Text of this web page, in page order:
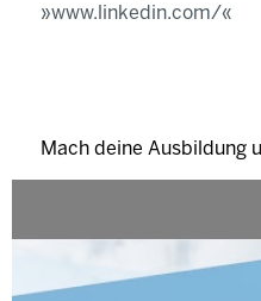
www.linkedin.com/
Mach deine Ausbildung